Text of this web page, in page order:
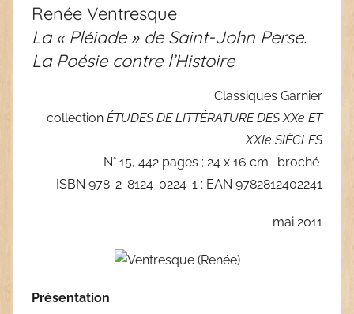
Renée Ventresque
La « Pléiade » de Saint-John Perse.
La Poésie contre l’Histoire
Classiques Garnier
collection ÉTUDES DE LITTÉRATURE DES XXe ET
XXIe SIÈCLES
N° 15, 442 pages ; 24 x 16 cm ; broché
ISBN 978-2-8124-0224-1 ; EAN 9782812402241
mai 2011
Présentation